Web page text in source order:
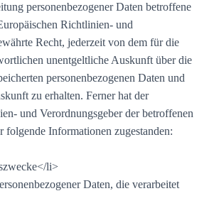
personenbezogener Daten betroffene
Richtlinien- und
Recht, jederzeit von dem für die
unentgeltliche Auskunft über die
personenbezogenen Daten und
zu erhalten. Ferner hat der
und Verordnungsgeber der betroffenen
folgende Informationen zugestanden:
li>
Daten, die verarbeitet